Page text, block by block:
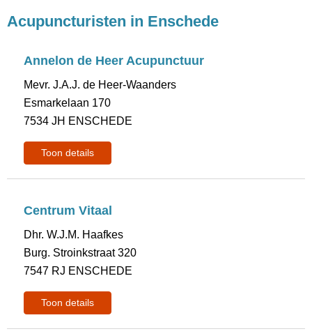
Acupuncturisten in Enschede
Annelon de Heer Acupunctuur
Mevr. J.A.J. de Heer-Waanders
Esmarkelaan 170
7534 JH ENSCHEDE
Toon details
Centrum Vitaal
Dhr. W.J.M. Haafkes
Burg. Stroinkstraat 320
7547 RJ ENSCHEDE
Toon details